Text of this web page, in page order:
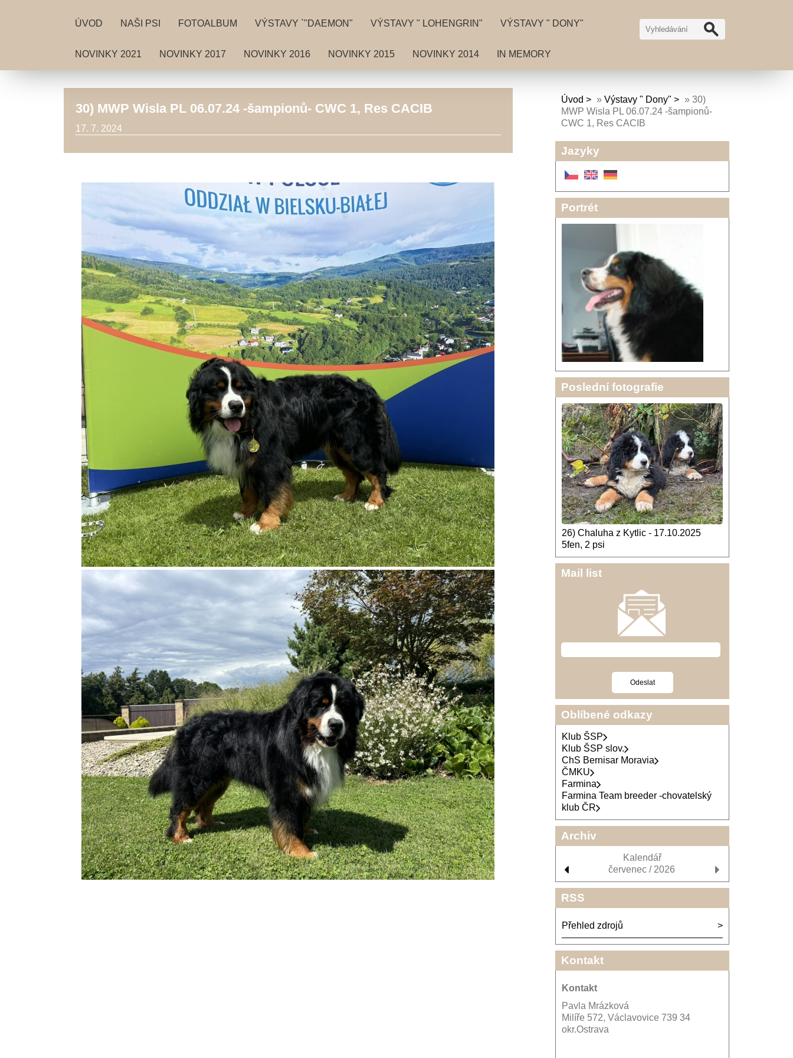
ÚVOD NAŠI PSI FOTOALBUM VÝSTAVY `"DAEMON" VÝSTAVY " LOHENGRIN" VÝSTAVY " DONY"
NOVINKY 2021 NOVINKY 2017 NOVINKY 2016 NOVINKY 2015 NOVINKY 2014 IN MEMORY
30) MWP Wisla PL 06.07.24 -šampionů- CWC 1, Res CACIB
17. 7. 2024
Úvod » Výstavy " Dony" » 30)
MWP Wisla PL 06.07.24 -šampionů-
CWC 1, Res CACIB
Jazyky
Portrét
Poslední fotografie
26) Chaluha z Kytlic - 17.10.2025
5fen, 2 psi
Mail list
Oblíbené odkazy
Klub ŠSP
Klub ŠSP slov.
ChS Bernisar Moravia
ČMKU
Farmina
Farmina Team breeder -chovatelský
klub ČR
Archiv
Kalendář
červenec / 2026
RSS
Přehled zdrojů
Kontakt
Kontakt
Pavla Mrázková
Milíře 572, Václavovice 739 34
okr.Ostrava